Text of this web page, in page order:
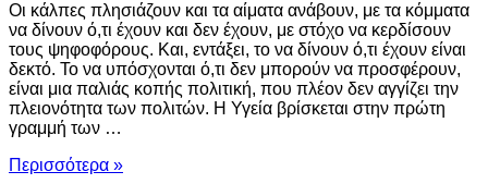
Οι κάλπες πλησιάζουν και τα αίματα ανάβουν, με τα κόμματα
να δίνουν ό,τι έχουν και δεν έχουν, με στόχο να κερδίσουν
τους ψηφοφόρους. Και, εντάξει, το να δίνουν ό,τι έχουν είναι
δεκτό. Το να υπόσχονται ό,τι δεν μπορούν να προσφέρουν,
είναι μια παλιάς κοπής πολιτική, που πλέον δεν αγγίζει την
πλειονότητα των πολιτών. Η Υγεία βρίσκεται στην πρώτη
γραμμή των …
Περισσότερα »